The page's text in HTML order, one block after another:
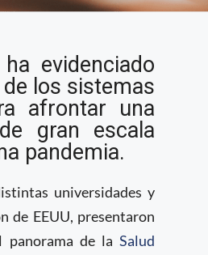
futuras
evidenciado
de los sistemas
afrontar una
gran escala
pandemia.
universidades y
de EEUU, presentaron
panorama de la Salud